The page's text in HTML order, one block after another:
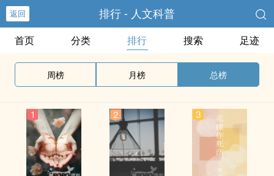
返回 排行 - 人文科普
首页 分类 排行 搜索 足迹
周榜 月榜 总榜